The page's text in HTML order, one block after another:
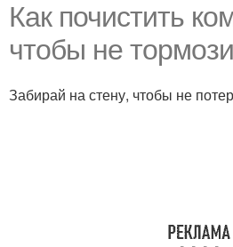
Как почистить
чтобы не
Забирай на стену, чтобы не